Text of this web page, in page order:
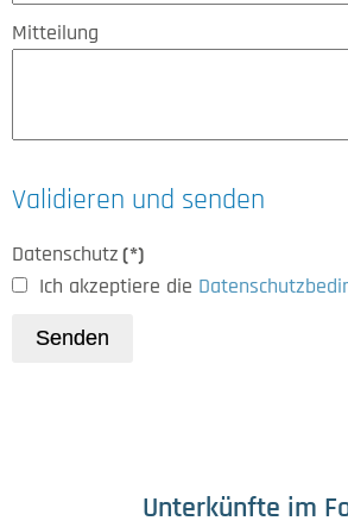
Mitteilung
Validieren und senden
Datenschutz(*)
Ich akzeptiere die
Senden
Unterkünfte im